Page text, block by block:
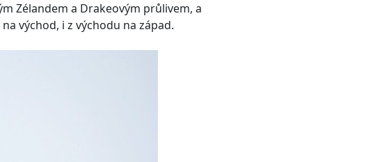
Zélandem a Drakeovým průlivem, a
východ, i z východu na západ.